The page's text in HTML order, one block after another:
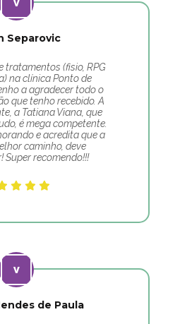
Separovic
tratamentos (fisio, RPG
na clínica Ponto de
a agradecer todo o
que tenho recebido. A
a Tatiana Viana, que
é mega competente.
e acredita que a
caminho, deve
Super recomendo!!!
de Paula